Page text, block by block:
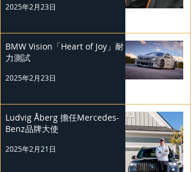
2025年2月23日
BMW Vision「Heart of Joy」耐
力測試
2025年2月23日
Ludvig Åberg 擔任Mercedes-
Benz品牌大使
2025年2月21日